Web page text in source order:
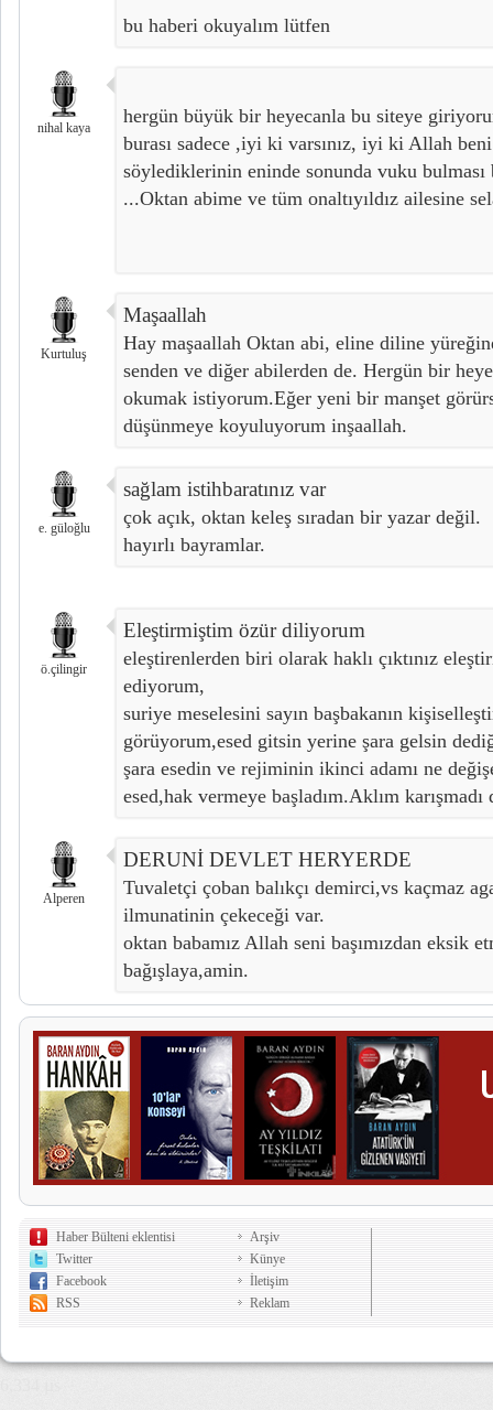
bu haberi okuyalım lütfen
nihal kaya
hergün büyük bir heyecanla bu siteye
burası sadece ,iyi ki varsınız, iyi ki Allah
söylediklerinin eninde sonunda vuku bulması
...Oktan abime ve tüm onaltıyıldız ailesine
Kurtuluş
Maşaallah
Hay maşaallah Oktan abi, eline diline
senden ve diğer abilerden de. Hergün bir
okumak istiyorum.Eğer yeni bir manşet
düşünmeye koyuluyorum inşaallah.
e. güloğlu
sağlam istihbaratınız var
çok açık, oktan keleş sıradan bir yazar değil.
hayırlı bayramlar.
ö.çilingir
Eleştirmiştim özür diliyorum
eleştirenlerden biri olarak haklı çıktınız
ediyorum,
suriye meselesini sayın başbakanın
görüyorum,esed gitsin yerine şara gelsin
şara esedin ve rejiminin ikinci adamı ne
esed,hak vermeye başladım.Aklım karışmadı
Alperen
DERUNİ DEVLET HERYERDE
Tuvaletçi çoban balıkçı demirci,vs kaçmaz
ilmunatinin çekeceği var.
oktan babamız Allah seni başımızdan eksik
bağışlaya,amin.
Haber Bülteni eklentisi
Twitter
Facebook
RSS
Arşiv
Künye
İletişim
Reklam